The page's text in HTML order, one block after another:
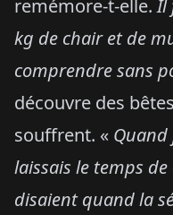
remémore-t-elle.Il
kg de chair et de
comprendre sans
découvre des
souffrent. « Quand
laissais le temps
disaient quand la